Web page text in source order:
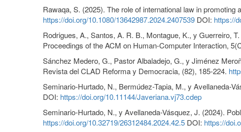
Rawaqa, S. (2025). The role of international law in
https://doi.org/10.1080/13642987.2024.2407539 DOI: https://
Rodrigues, A., Santos, A. R. B., Montague, K., y Guerreiro,
Proceedings of the ACM on Human-Computer Interaction,
Sánchez Medero, G., Pastor Albaladejo, G., y Jiménez
Revista del CLAD Reforma y Democracia, (82), 185-224.
Seminario-Hurtado, N., Bermúdez-Tapia, M., y Avellaneda-
DOI: https://doi.org/10.11144/Javeriana.vj73.cdep
Seminario-Hurtado, N., y Avellaneda-Vásquez, J. (2024).
https://doi.org/10.32719/26312484.2024.42.5 DOI: https://